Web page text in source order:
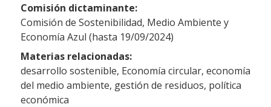
Comisión dictaminante:
Comisión de Sostenibilidad, Medio Ambiente y
Economía Azul (hasta 19/09/2024)
Materias relacionadas:
desarrollo sostenible, Economía circular, economía
del medio ambiente, gestión de residuos, política
económica